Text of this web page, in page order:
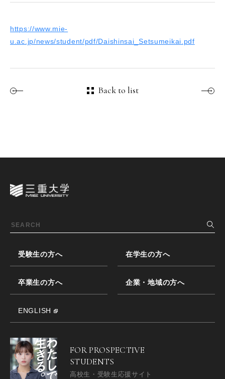
https://www.mie-
u.ac.jp/news/student/pdf/Daishinsai_Setsumeikai.pdf
Back to list
受験生の方へ 在学生の方へ
卒業生の方へ 企業・地域の方へ
ENGLISH
FOR PROSPECTIVE
STUDENTS
高校生・受験生応援サイト